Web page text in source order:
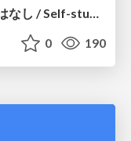
0 190